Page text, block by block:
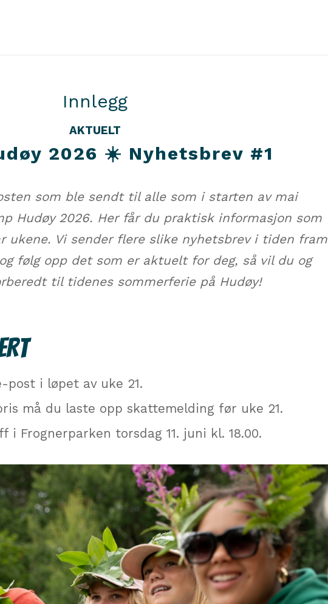
Innlegg
AKTUELT
2026 ☀️ Nyhetsbrev #1
som ble sendt til alle som i starten av mai
Hudøy 2026. Her får du praktisk informasjon som
ukene. Vi sender flere slike nyhetsbrev i tiden fram
følg opp det som er aktuelt for deg, så vil du og
til tidenes sommerferie på Hudøy!
post i løpet av uke 21.
må du laste opp skattemelding før uke 21.
i Frognerparken torsdag 11. juni kl. 18.00.